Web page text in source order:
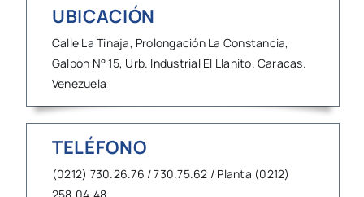
UBICACIÓN
Calle La Tinaja, Prolongación La Constancia,
Galpón N° 15, Urb. Industrial El Llanito. Caracas.
Venezuela
TELÉFONO
(0212) 730.26.76 / 730.75.62 / Planta (0212)
258.04.48